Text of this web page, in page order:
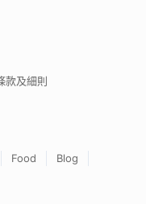
款及細則
Food
Blog